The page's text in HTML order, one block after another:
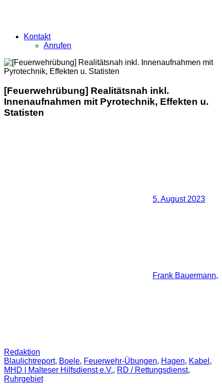
Kontakt
Anrufen
[Feuerwehrübung] Realitätsnah inkl.
Innenaufnahmen mit Pyrotechnik, Effekten u.
Statisten
5. August 2023
Frank Bauermann,
Redaktion
Blaulichtreport, Boele, Feuerwehr-Übungen, Hagen, Kabel ,
MHD | Malteser Hilfsdienst e.V., RD / Rettungsdienst,
Ruhrgebiet